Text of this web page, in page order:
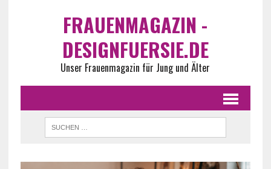
FRAUENMAGAZIN -
DESIGNFUERSIE.DE
Unser Frauenmagazin für Jung und Älter